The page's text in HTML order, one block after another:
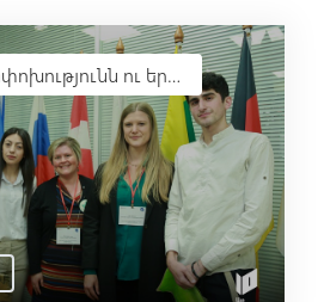
«Կլիմայի փոփոխությունն ու երեխաները․ ազդեցություն, իրավունքներ և մասնակցություն» միջազգային գիտաժողով